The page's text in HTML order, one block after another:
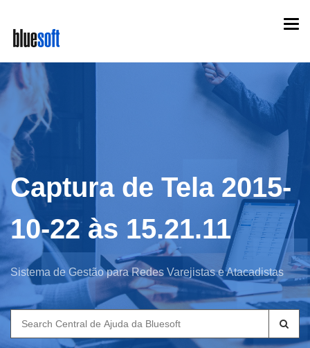
main
content
Captura de Tela 2015-
10-22 às 15.21.11
Sistema de Gestão para Redes Varejistas e Atacadistas
Search
for: